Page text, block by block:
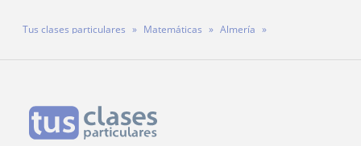
Tus clases particulares Matemáticas
Almería